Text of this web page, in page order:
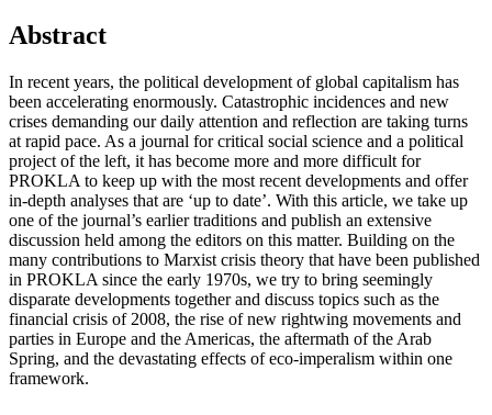
Abstract
In recent years, the political development of global capitalism has
been accelerating enormously. Catastrophic incidences and new
crises demanding our daily attention and reflection are taking turns
at rapid pace. As a journal for critical social science and a political
project of the left, it has become more and more difficult for
PROKLA to keep up with the most recent developments and offer
in-depth analyses that are ‘up to date’. With this article, we take up
one of the journal’s earlier traditions and publish an extensive
discussion held among the editors on this matter. Building on the
many contributions to Marxist crisis theory that have been published
in PROKLA since the early 1970s, we try to bring seemingly
disparate developments together and discuss topics such as the
financial crisis of 2008, the rise of new rightwing movements and
parties in Europe and the Americas, the aftermath of the Arab
Spring, and the devastating effects of eco-imperalism within one
framework.